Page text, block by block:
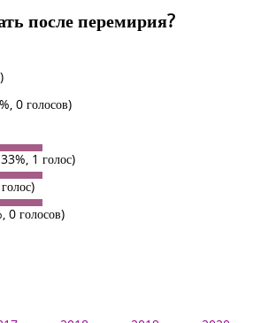
после перемирия?
0 голосов)
1 голос)
0 голосов)